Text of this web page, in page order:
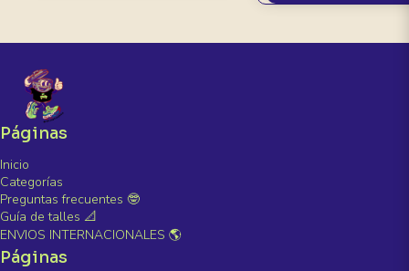
Páginas
Inicio
Categorías
Preguntas frecuentes 🤓
Guía de talles 📐
ENVIOS INTERNACIONALES 🌎
Páginas